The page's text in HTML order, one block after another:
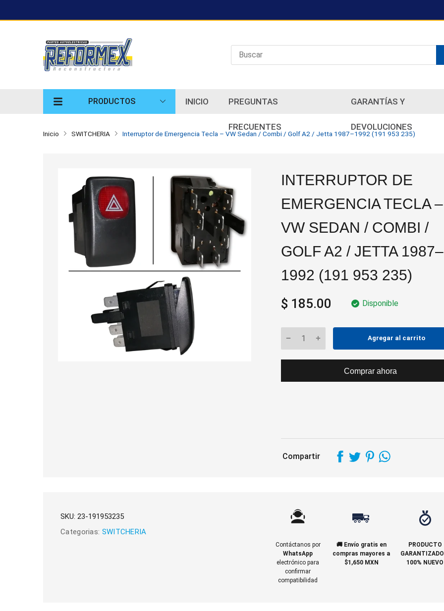
PRODUCTOS INICIO PREGUNTAS
FRECUENTES
GARANTÍAS Y
DEVOLUCIONES
Inicio SWITCHERIA Interruptor de Emergencia Tecla – VW Sedan / Combi / Golf A2 / Jetta 1987–1992 (191 953 235)
INTERRUPTOR DE
EMERGENCIA TECLA –
VW SEDAN / COMBI /
GOLF A2 / JETTA 1987–
1992 (191 953 235)
$ 185.00 Disponible
Agregar al carrito
Comprar ahora
Compartir
SKU: 23-191953235
Categorias: SWITCHERIA
Contáctanos por
WhatsApp
electrónico para
confirmar
compatibilidad
🚚 Envío gratis en
compras mayores a
$1,650 MXN
PRODUCTO
100% NUEVO